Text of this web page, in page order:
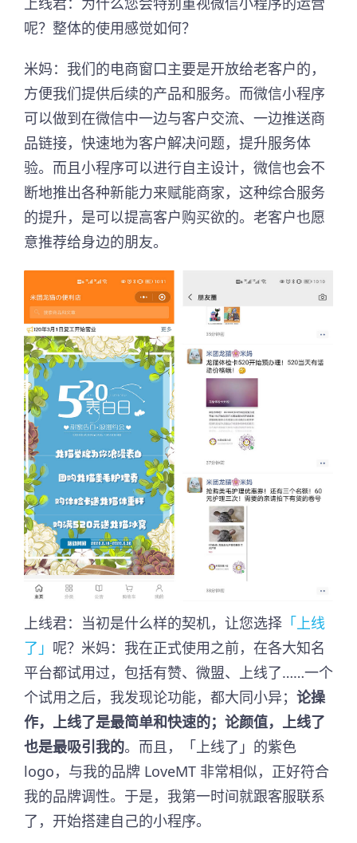
呢？整体的使用感觉如何？
米妈：我们的电商窗口主要是开放给老客户的，
方便我们提供后续的产品和服务。而微信小程序
可以做到在微信中一边与客户交流、一边推送商
品链接，快速地为客户解决问题，提升服务体
验。而且小程序可以进行自主设计，微信也会不
断地推出各种新能力来赋能商家，这种综合服务
的提升，是可以提高客户购买欲的。老客户也愿
意推荐给身边的朋友。
上线君：当初是什么样的契机，让您选择 「上线
了」 呢？米妈：我在正式使用之前，在各大知名
平台都试用过，包括有赞、微盟、上线了……一个
个试用之后，我发现论功能，都大同小异； 论操
作，上线了是最简单和快速的；论颜值，上线了
也是最吸引我的。而且，「上线了」的紫色
logo，与我的品牌 LoveMT 非常相似，正好符合
我的品牌调性。于是，我第一时间就跟客服联系
了，开始搭建自己的小程序。